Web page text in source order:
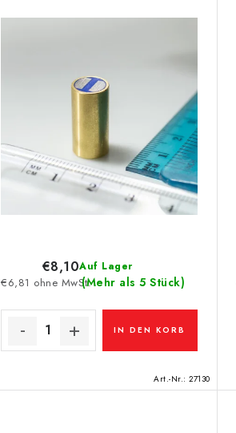
Auf Lager
(Mehr als 5 Stück)
€6,81 ohne MwSt.
€8,10
IN DEN KORB
Art.-Nr.: 27130